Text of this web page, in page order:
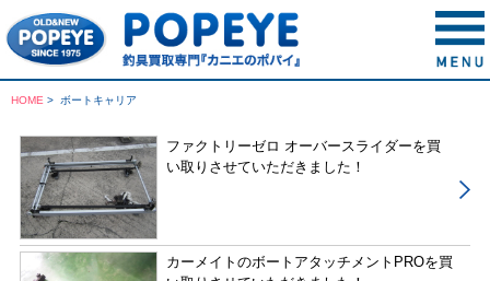
HOME > ボートキャリア
ファクトリーゼロ オーバースライダーを買
い取りさせていただきました！
カーメイトのボートアタッチメントPROを買